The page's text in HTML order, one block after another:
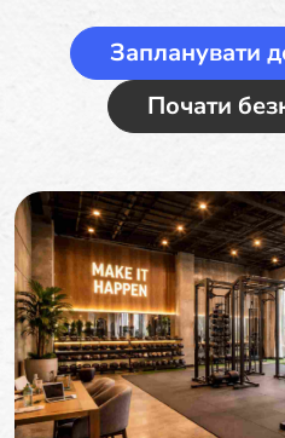
Запланувати
Почати